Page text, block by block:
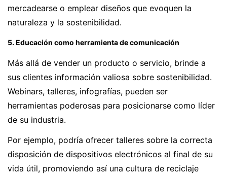
mercadearse o emplear diseños que evoquen la
naturaleza y la sostenibilidad.
5. Educación como herramienta de comunicación
Más allá de vender un producto o servicio, brinde a
sus clientes información valiosa sobre sostenibilidad.
Webinars, talleres, infografías, pueden ser
herramientas poderosas para posicionarse como líder
de su industria.
Por ejemplo, podría ofrecer talleres sobre la correcta
disposición de dispositivos electrónicos al final de su
vida útil, promoviendo así una cultura de reciclaje